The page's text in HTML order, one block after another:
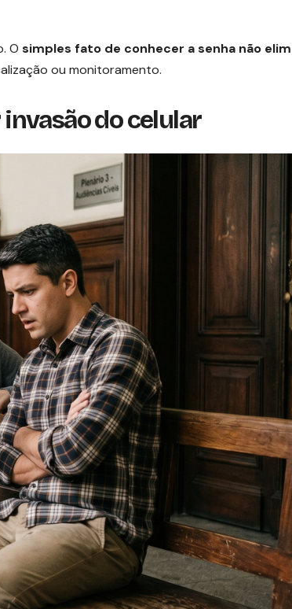
O simples fato de conhecer a senha não
ou monitoramento.
do celular